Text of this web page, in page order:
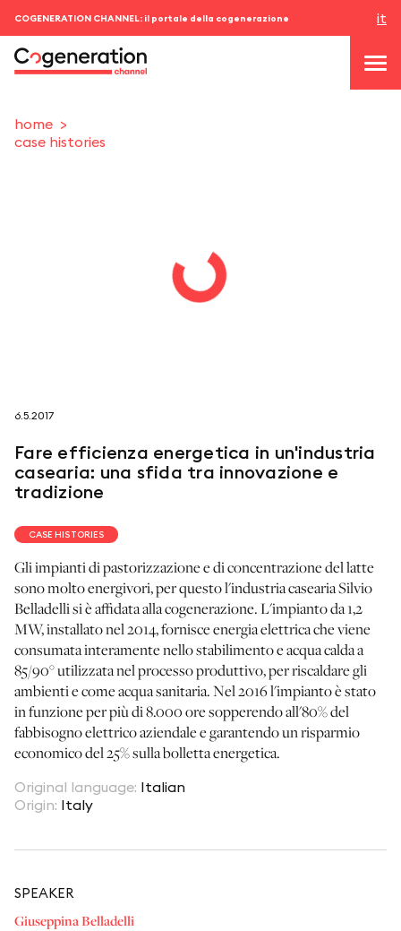
COGENERATION CHANNEL: il portale della cogenerazione it
seguici su
netzerotube
home
case histories
6.5.2017
Fare efficienza energetica in un'industria
casearia: una sfida tra innovazione e
tradizione
CASE HISTORIES
Gli impianti di pastorizzazione e di concentrazione del latte
sono molto energivori, per questo l'industria casearia Silvio
Belladelli si è affidata alla cogenerazione. L'impianto da 1,2
MW, installato nel 2014, fornisce energia elettrica che viene
consumata interamente nello stabilimento e acqua calda a
85/90° utilizzata nel processo produttivo, per riscaldare gli
ambienti e come acqua sanitaria. Nel 2016 l'impianto è stato
in funzione per più di 8.000 ore sopperendo all'80% del
fabbisogno elettrico aziendale e garantendo un risparmio
economico del 25% sulla bolletta energetica.
Original language: Italian
Origin: Italy
SPEAKER
Giuseppina Belladelli